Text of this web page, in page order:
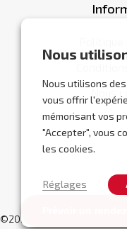
Nous
Nous utilisons
vous offrir
mémorisant vos
"Accepter", vous
les cookies.
Réglages
Nous
©2026 Abracor.